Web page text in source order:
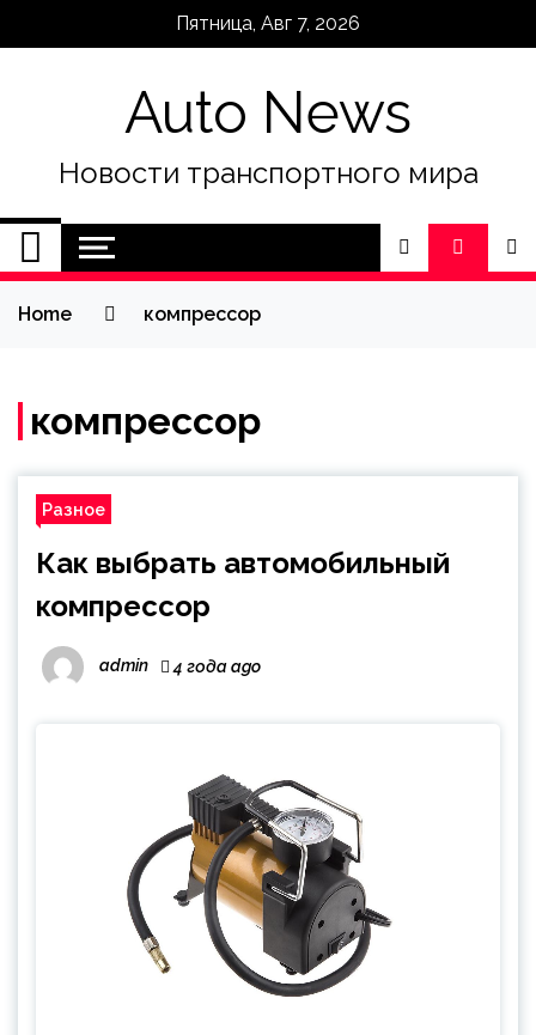
Пятница, Авг 7, 2026
Auto News
Новости транспортного мира
Home компрессор
компрессор
Разное
Как выбрать автомобильный
компрессор
admin 4 года ago